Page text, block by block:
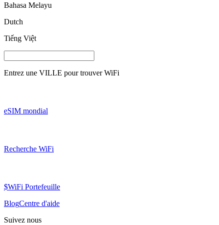
Bahasa Melayu
Dutch
Tiếng Việt
Entrez une VILLE pour trouver WiFi
eSIM mondial
Recherche WiFi
$WiFi Portefeuille
BlogCentre d'aide
Suivez nous